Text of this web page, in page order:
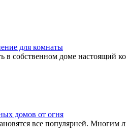
для комнаты
в собственном доме
домов от огня
все популярней. Многим